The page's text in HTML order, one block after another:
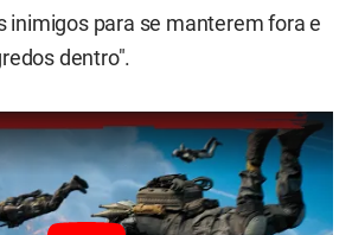
inimigos para se manterem fora e
dentro".